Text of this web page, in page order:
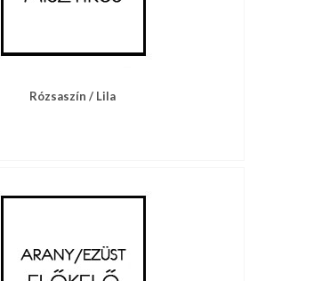
Rózsaszín / Lila